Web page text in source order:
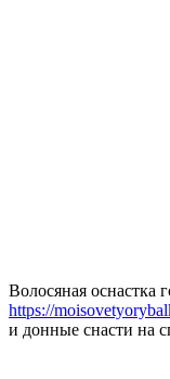
Волосяная оснастка
https://
и донные снасти на